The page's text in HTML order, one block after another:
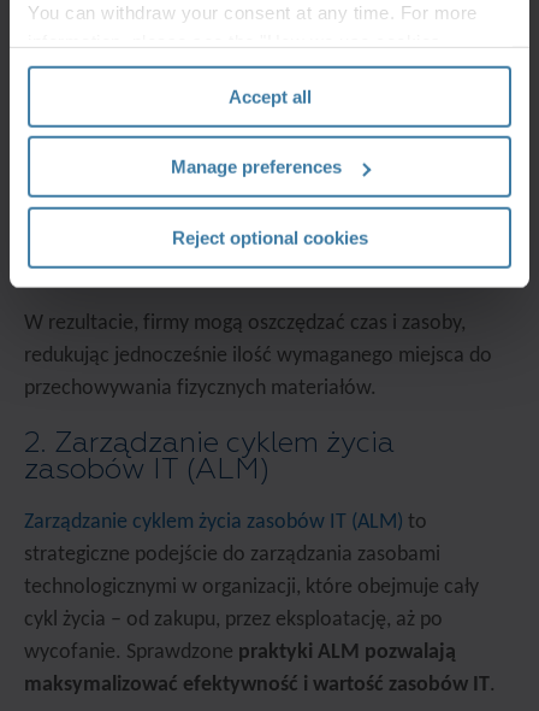
You can withdraw your consent at any time. For more
section" of ourPrivacy Policy.
Accept all
Manage preferences
Reject optional cookies
organizacji, ale także zwiększa bezpieczeństwo danych
dzięki możliwości ich szyfrowania i przechowywania w
Ponadto, wykorzystanie optycznego rozpoznawania
znaków (OCR) pozwala na łatwe wyszukiwanie po
zdefiniowanych frazach czy słowach dokumentów,
sprawiając, że są one zawsze dostępne i łatwe w
obsłudze dla upoważnionych użytkowników.
W rezultacie, firmy mogą oszczędzać czas i zasoby,
redukując jednocześnie ilość wymaganego miejsca do
przechowywania fizycznych materiałów.
2. Zarządzanie cyklem życia
zasobów IT (ALM)
Zarządzanie cyklem życia zasobów IT (ALM) to
strategiczne podejście do zarządzania zasobami
technologicznymi w organizacji, które obejmuje cały
cykl życia – od zakupu, przez eksploatację, aż po
wycofanie. Sprawdzone praktyki ALM pozwalają
maksymalizować efektywność i wartość zasobów IT.